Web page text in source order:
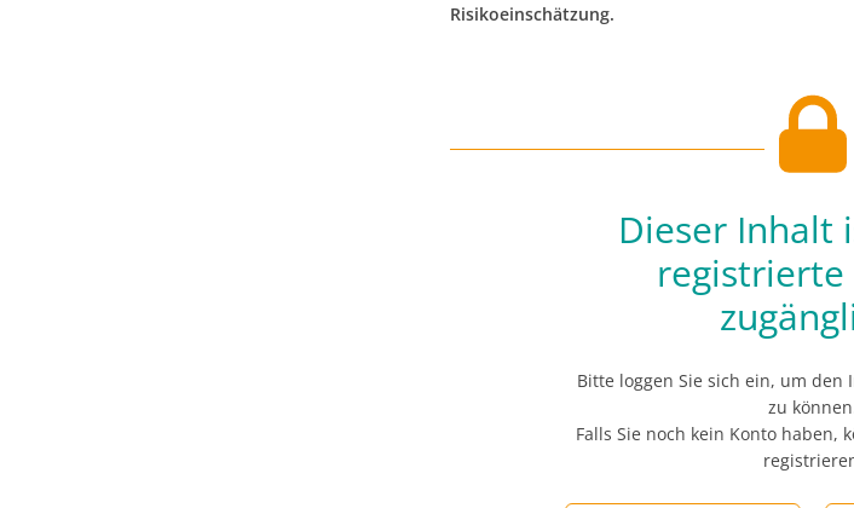
Risikoeinschätzung.
Dieser Inhalt
Bitte loggen Sie sich ein, um den
zu
Falls Sie noch kein Konto haben,